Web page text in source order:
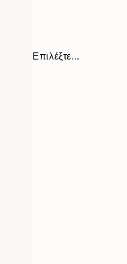
Επιλέξτε...